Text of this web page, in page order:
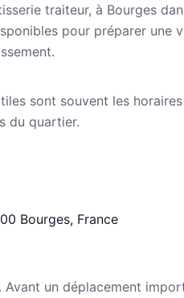
traiteur, à Bourges
pour préparer une
sont souvent les
du quartier.
Bourges, France
un déplacement